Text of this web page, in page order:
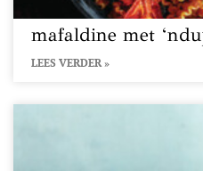
mafaldine met
LEES VERDER »